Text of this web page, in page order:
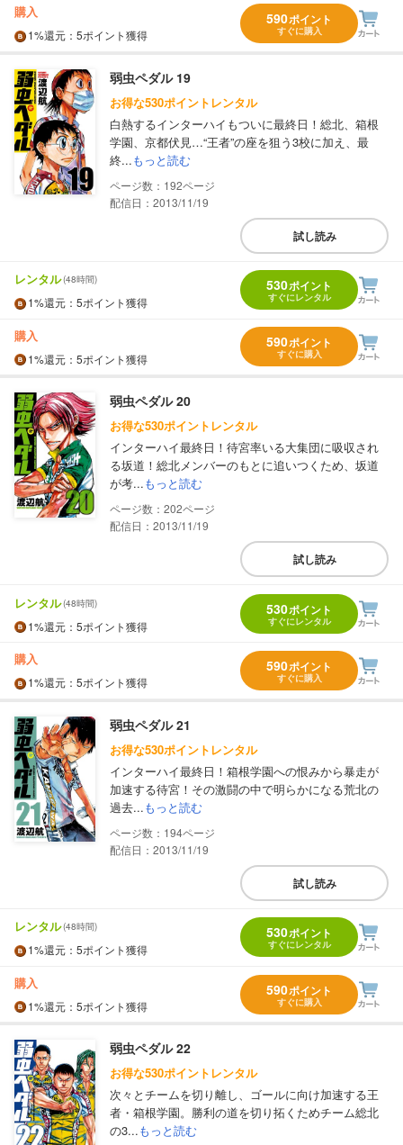
購入
1%還元 ：5ポイント獲得
590ポイント
すぐに購入
弱虫ペダル 19
お得な530ポイントレンタル
白熱するインターハイもついに最終日！総北、箱根
学園、京都伏見…“王者”の座を狙う3校に加え、最
終...もっと読む
192
配信日：2013/11/19
試し読み
レンタル(48時間)
1%還元 ：5ポイント獲得
530ポイント
すぐにレンタル
購入
1%還元 ：5ポイント獲得
590ポイント
すぐに購入
弱虫ペダル 20
お得な530ポイントレンタル
インターハイ最終日！待宮率いる大集団に吸収され
る坂道！総北メンバーのもとに追いつくため、坂道
が考...もっと読む
202
配信日：2013/11/19
試し読み
レンタル(48時間)
1%還元 ：5ポイント獲得
530ポイント
すぐにレンタル
購入
1%還元 ：5ポイント獲得
590ポイント
すぐに購入
弱虫ペダル 21
お得な530ポイントレンタル
インターハイ最終日！箱根学園への恨みから暴走が
加速する待宮！その激闘の中で明らかになる荒北の
過去...もっと読む
194
配信日：2013/11/19
試し読み
レンタル(48時間)
1%還元 ：5ポイント獲得
530ポイント
すぐにレンタル
購入
1%還元 ：5ポイント獲得
590ポイント
すぐに購入
弱虫ペダル 22
お得な530ポイントレンタル
次々とチームを切り離し、ゴールに向け加速する王
者・箱根学園。勝利の道を切り拓くためチーム総北
の3...もっと読む